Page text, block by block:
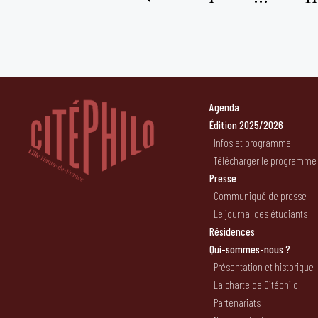
publications
Agenda
Édition 2025/2026
Infos et programme
Télécharger le programme
Presse
Communiqué de presse
Le journal des étudiants
Résidences
Qui-sommes-nous ?
Présentation et historique
La charte de Citéphilo
Partenariats